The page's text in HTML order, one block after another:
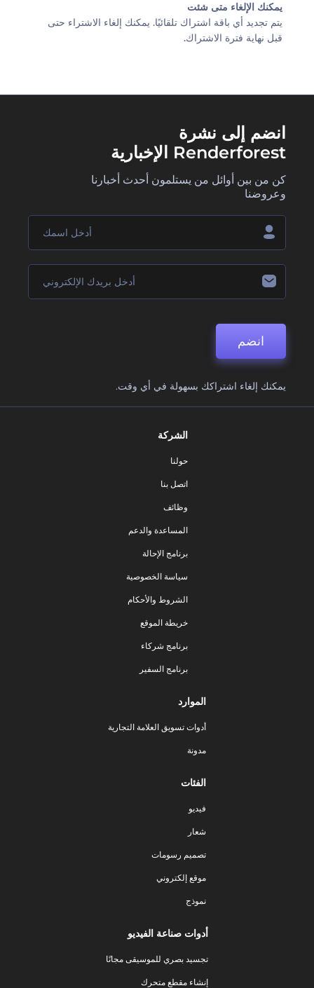
يمكنك الإلغاء متى شئت
يتم تجديد أي باقة اشتراك تلقائيًا. يمكنك إلغاء الاشتراء حتى
قبل نهاية فترة الاشتراك.
انضم إلى نشرة
Renderforest الإخبارية
كن من بين أوائل من يستلمون أحدث أخبارنا
وعروضنا
انضم
يمكنك إلغاء اشتراكك بسهولة في أي وقت.
الشركة
حولنا
اتصل بنا
وظائف
المساعدة والدعم
برنامج الإحالة
سياسة الخصوصية
الشروط والأحكام
خريطة الموقع
برنامج شركاء
برنامج السفير
الموارد
أدوات تسويق العلامة التجارية
مدونة
الفئات
فيديو
شعار
تصميم رسومات
موقع إلكتروني
نموذج
أدوات صناعة الفيديو
تجسيد بصري للموسيقى مجانًا
إنشاء مقطع متحرك